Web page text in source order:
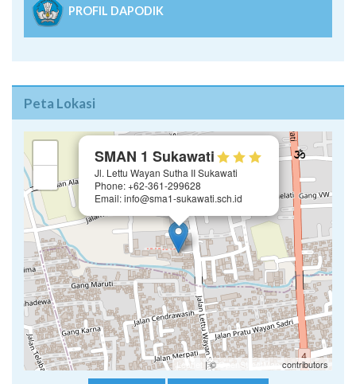
PROFIL DAPODIK
Peta Lokasi
SMAN 1 Sukawati
Jl. Lettu Wayan Sutha II Sukawati
Phone: +62-361-299628
Email: info@sma1-sukawati.sch.id
Leaflet | ©OpenStreetMap contributors